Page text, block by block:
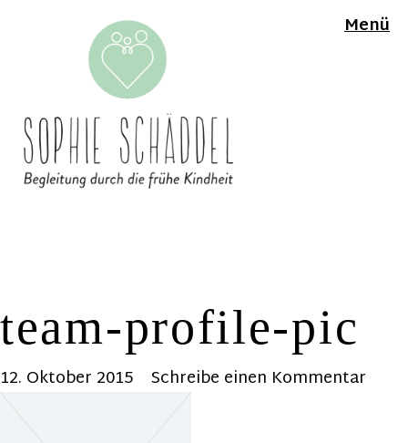
Menü
team-profile-pic
12. Oktober 2015 Schreibe einen Kommentar